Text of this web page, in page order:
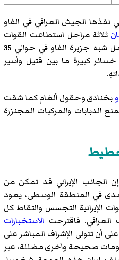
الجيش العراقي في الفاو
ثلاثة مراحل استطاعت القوات
العراقية من خلالها تحرير كامل شبه جزيرة الفاو في حوالي 35
كبيرة ما بين قتيل وأسير
بخنادق وحقول ألغام كما شقت
الدبابات والمركبات المجنزرة
إن الجانب الإيراني قد تمكن من
في المنطقة الوسطى، يعود
الإيرانية التجسس والتقاط كل
العراقي. فاقترحت الاستخبارات
أن تتولى الإشراف المباشر على
صحيحة وأخرى مضللة، عبر